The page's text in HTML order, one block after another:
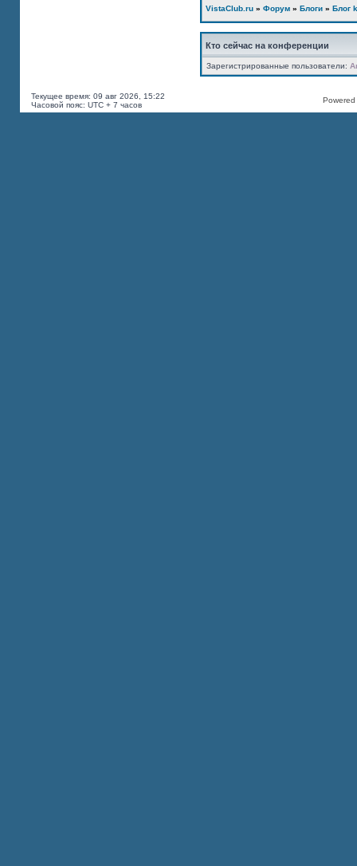
VistaClub.ru » Форум » Блоги » Блог
Кто сейчас на конференции
Зарегистрированные пользователи:
Текущее время: 09 авг 2026, 15:22
Часовой пояс: UTC + 7 часов